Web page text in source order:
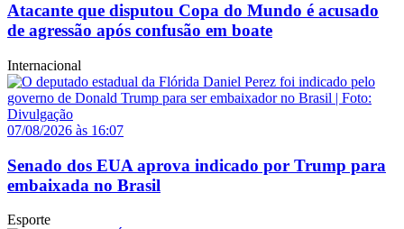
Atacante que disputou Copa do Mundo é acusado
de agressão após confusão em boate
Internacional
07/08/2026 às 16:07
Senado dos EUA aprova indicado por Trump para
embaixada no Brasil
Esporte